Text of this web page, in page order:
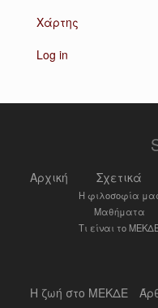
Χάρτης
Log in
Αρχική Σχετικά
Η φιλοσοφία
Μαθήματα
Τι είναι το
Η ζωή στο ΜΕΚΔΕ